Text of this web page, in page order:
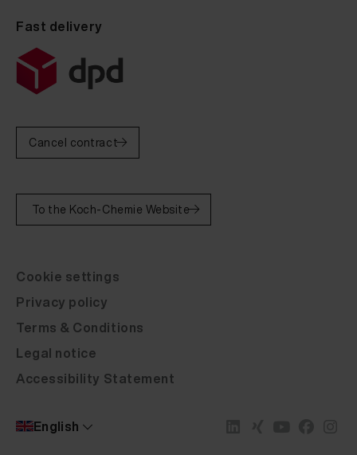
Fast delivery
Cancel contract
To the Koch-Chemie Website
English
Cookie settings
Privacy policy
Terms & Conditions
Legal notice
Accessibility Statement